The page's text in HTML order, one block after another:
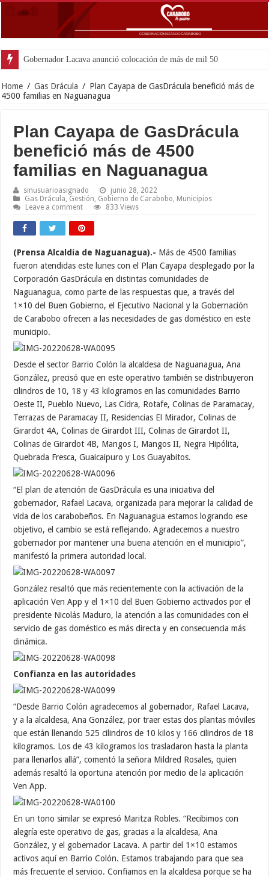
Home / Gas Drácula / Plan Cayapa de GasDrácula benefició más de
4500 familias en Naguanagua
Plan Cayapa de GasDrácula
benefició más de 4500
familias en Naguanagua
sinusuarioasignado
junio 28, 2022
Gas Drácula Gestión Gobierno de Carabobo Municipios
Leave a comment
833 Views
(Prensa Alcaldía de Naguanagua).- Más de 4500 familias
fueron atendidas este lunes con el Plan Cayapa desplegado por la
Corporación GasDrácula en distintas comunidades de
Naguanagua, como parte de las respuestas que, a través del
1×10 del Buen Gobierno, el Ejecutivo Nacional y la Gobernación
de Carabobo ofrecen a las necesidades de gas doméstico en este
municipio.
Desde el sector Barrio Colón la alcaldesa de Naguanagua, Ana
González, precisó que en este operativo también se distribuyeron
cilindros de 10, 18 y 43 kilogramos en las comunidades Barrio
Oeste II, Pueblo Nuevo, Las Cidra, Rotafe, Colinas de Paramacay,
Terrazas de Paramacay II, Residencias El Mirador, Colinas de
Girardot 4A, Colinas de Girardot III, Colinas de Girardot II,
Colinas de Girardot 4B, Mangos I, Mangos II, Negra Hipólita,
Quebrada Fresca, Guaicaipuro y Los Guayabitos.
“El plan de atención de GasDrácula es una iniciativa del
gobernador, Rafael Lacava, organizada para mejorar la calidad de
vida de los carabobeños. En Naguanagua estamos logrando ese
objetivo, el cambio se está reflejando. Agradecemos a nuestro
gobernador por mantener una buena atención en el municipio”,
manifestó la primera autoridad local.
González resaltó que más recientemente con la activación de la
aplicación Ven App y el 1×10 del Buen Gobierno activados por el
presidente Nicolás Maduro, la atención a las comunidades con el
servicio de gas doméstico es más directa y en consecuencia más
dinámica.
Confianza en las autoridades
“Desde Barrio Colón agradecemos al gobernador, Rafael Lacava,
y a la alcaldesa, Ana González, por traer estas dos plantas móviles
que están llenando 525 cilindros de 10 kilos y 166 cilindros de 18
kilogramos. Los de 43 kilogramos los trasladaron hasta la planta
para llenarlos allá”, comentó la señora Mildred Rosales, quien
además resaltó la oportuna atención por medio de la aplicación
Ven App.
En un tono similar se expresó Maritza Robles. “Recibimos con
alegría este operativo de gas, gracias a la alcaldesa, Ana
González, y el gobernador Lacava. A partir del 1×10 estamos
activos aquí en Barrio Colón. Estamos trabajando para que sea
más frecuente el servicio. Confiamos en la alcaldesa porque se ha